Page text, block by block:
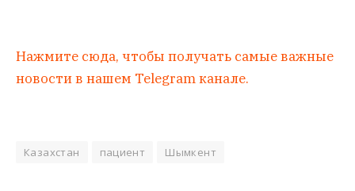
Нажмите сюда, чтобы получать самые важные
новости в нашем Telegram канале.
Казахстан пациент Шымкент